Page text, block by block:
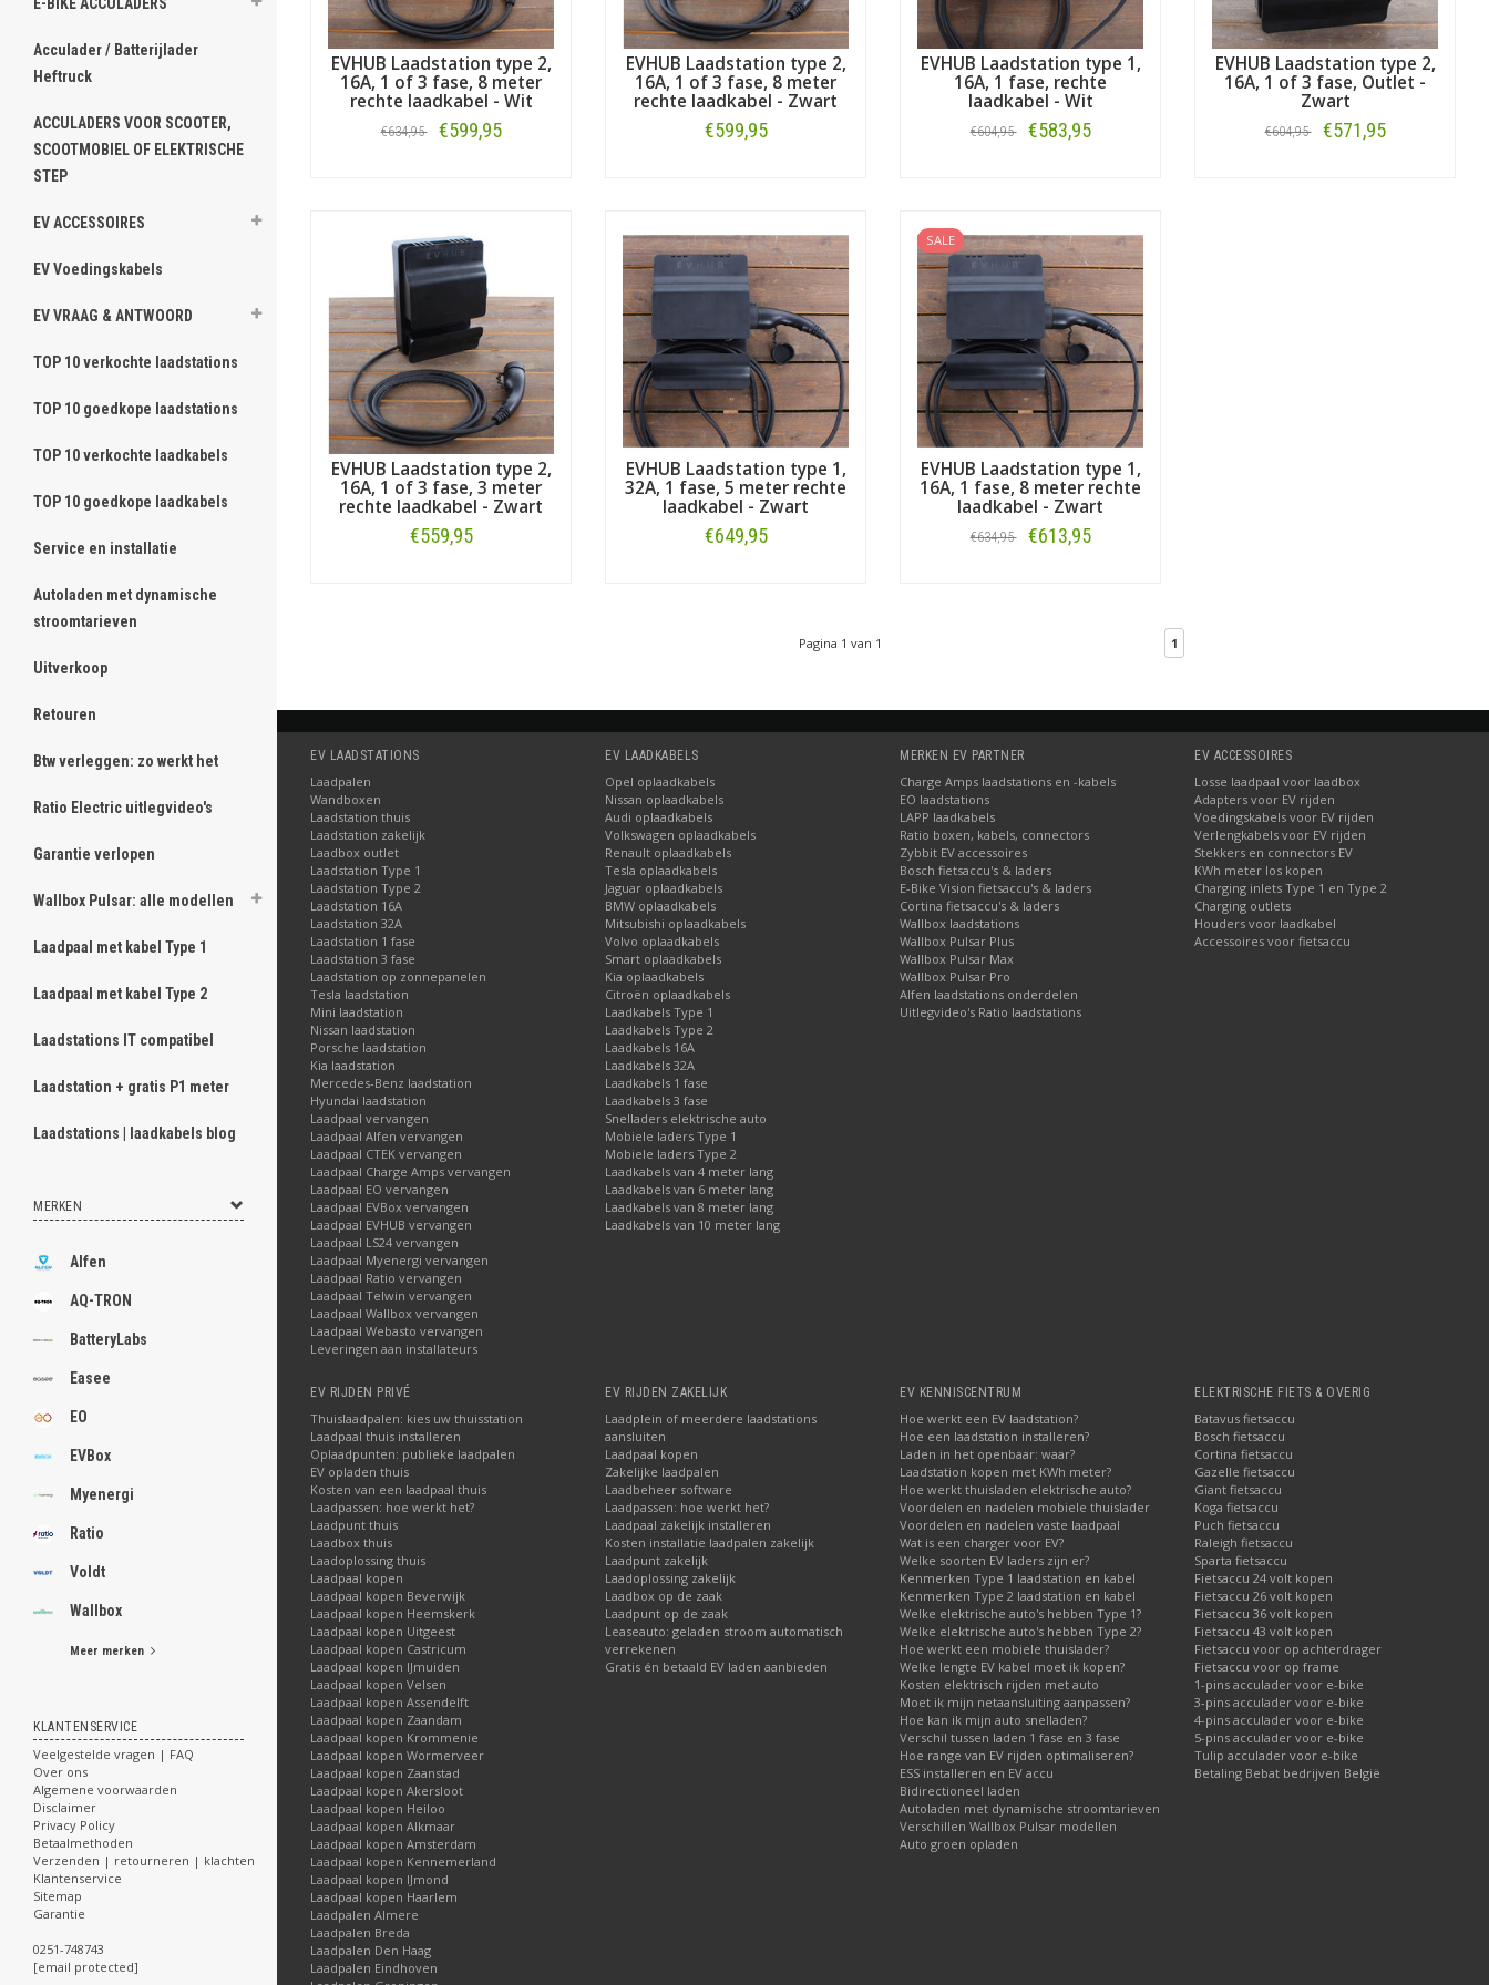
Acculader / Batterijlader
Heftruck
ACCULADERS VOOR SCOOTER,
SCOOTMOBIEL OF ELEKTRISCHE
STEP
EV ACCESSOIRES
EV Voedingskabels
EV VRAAG & ANTWOORD
TOP 10 verkochte laadstations
TOP 10 goedkope laadstations
TOP 10 verkochte laadkabels
TOP 10 goedkope laadkabels
Service en installatie
Autoladen met dynamische
stroomtarieven
Uitverkoop
Retouren
Btw verleggen: zo werkt het
Ratio Electric uitlegvideo's
Garantie verlopen
Wallbox Pulsar: alle modellen
Laadpaal met kabel Type 1
Laadpaal met kabel Type 2
Laadstations IT compatibel
Laadstation + gratis P1 meter
Laadstations | laadkabels blog
MERKEN
Alfen
AQ-TRON
BatteryLabs
Easee
EO
EVBox
Myenergi
Ratio
Voldt
Wallbox
Meer merken
KLANTENSERVICE
Veelgestelde vragen | FAQ
Over ons
Algemene voorwaarden
Disclaimer
Privacy Policy
Betaalmethoden
Verzenden | retourneren | klachten
Klantenservice
Sitemap
Garantie
0251-748743
[email protected]
EVHUB Laadstation type 2,
16A, 1 of 3 fase, 8 meter
rechte laadkabel - Wit
€634,95 €599,95
EVHUB Laadstation type 2,
16A, 1 of 3 fase, 8 meter
rechte laadkabel - Zwart
€599,95
EVHUB Laadstation type 1,
16A, 1 fase, rechte
laadkabel - Wit
€604,95 €583,95
EVHUB Laadstation type 2,
16A, 1 of 3 fase, Outlet -
Zwart
€604,95 €571,95
EVHUB Laadstation type 2,
16A, 1 of 3 fase, 3 meter
rechte laadkabel - Zwart
€559,95
EVHUB Laadstation type 1,
32A, 1 fase, 5 meter rechte
laadkabel - Zwart
€649,95
SALE
EVHUB Laadstation type 1,
16A, 1 fase, 8 meter rechte
laadkabel - Zwart
€634,95 €613,95
Pagina 1 van 1 1
EV LAADSTATIONS
Laadpalen
Wandboxen
Laadstation thuis
Laadstation zakelijk
Laadbox outlet
Laadstation Type 1
Laadstation Type 2
Laadstation 16A
Laadstation 32A
Laadstation 1 fase
Laadstation 3 fase
Laadstation op zonnepanelen
Tesla laadstation
Mini laadstation
Nissan laadstation
Porsche laadstation
Kia laadstation
Mercedes-Benz laadstation
Hyundai laadstation
Laadpaal vervangen
Laadpaal Alfen vervangen
Laadpaal CTEK vervangen
Laadpaal Charge Amps vervangen
Laadpaal EO vervangen
Laadpaal EVBox vervangen
Laadpaal EVHUB vervangen
Laadpaal LS24 vervangen
Laadpaal Myenergi vervangen
Laadpaal Ratio vervangen
Laadpaal Telwin vervangen
Laadpaal Wallbox vervangen
Laadpaal Webasto vervangen
Leveringen aan installateurs
EV LAADKABELS
Opel oplaadkabels
Nissan oplaadkabels
Audi oplaadkabels
Volkswagen oplaadkabels
Renault oplaadkabels
Tesla oplaadkabels
Jaguar oplaadkabels
BMW oplaadkabels
Mitsubishi oplaadkabels
Volvo oplaadkabels
Smart oplaadkabels
Kia oplaadkabels
Citroën oplaadkabels
Laadkabels Type 1
Laadkabels Type 2
Laadkabels 16A
Laadkabels 32A
Laadkabels 1 fase
Laadkabels 3 fase
Snelladers elektrische auto
Mobiele laders Type 1
Mobiele laders Type 2
Laadkabels van 4 meter lang
Laadkabels van 6 meter lang
Laadkabels van 8 meter lang
Laadkabels van 10 meter lang
MERKEN EV PARTNER
Charge Amps laadstations en -kabels
EO laadstations
LAPP laadkabels
Ratio boxen, kabels, connectors
Zybbit EV accessoires
Bosch fietsaccu's & laders
E-Bike Vision fietsaccu's & laders
Cortina fietsaccu's & laders
Wallbox laadstations
Wallbox Pulsar Plus
Wallbox Pulsar Max
Wallbox Pulsar Pro
Alfen laadstations onderdelen
Uitlegvideo's Ratio laadstations
EV ACCESSOIRES
Losse laadpaal voor laadbox
Adapters voor EV rijden
Voedingskabels voor EV rijden
Verlengkabels voor EV rijden
Stekkers en connectors EV
KWh meter los kopen
Charging inlets Type 1 en Type 2
Charging outlets
Houders voor laadkabel
Accessoires voor fietsaccu
EV RIJDEN PRIVÉ
Thuislaadpalen: kies uw thuisstation
Laadpaal thuis installeren
Oplaadpunten: publieke laadpalen
EV opladen thuis
Kosten van een laadpaal thuis
Laadpassen: hoe werkt het?
Laadpunt thuis
Laadbox thuis
Laadoplossing thuis
Laadpaal kopen
Laadpaal kopen Beverwijk
Laadpaal kopen Heemskerk
Laadpaal kopen Uitgeest
Laadpaal kopen Castricum
Laadpaal kopen IJmuiden
Laadpaal kopen Velsen
Laadpaal kopen Assendelft
Laadpaal kopen Zaandam
Laadpaal kopen Krommenie
Laadpaal kopen Wormerveer
Laadpaal kopen Zaanstad
Laadpaal kopen Akersloot
Laadpaal kopen Heiloo
Laadpaal kopen Alkmaar
Laadpaal kopen Amsterdam
Laadpaal kopen Kennemerland
Laadpaal kopen IJmond
Laadpaal kopen Haarlem
Laadpalen Almere
Laadpalen Breda
Laadpalen Den Haag
Laadpalen Eindhoven
EV RIJDEN ZAKELIJK
Laadplein of meerdere laadstations
aansluiten
Laadpaal kopen
Zakelijke laadpalen
Laadbeheer software
Laadpassen: hoe werkt het?
Laadpaal zakelijk installeren
Kosten installatie laadpalen zakelijk
Laadpunt zakelijk
Laadoplossing zakelijk
Laadbox op de zaak
Laadpunt op de zaak
Leaseauto: geladen stroom automatisch
verrekenen
Gratis én betaald EV laden aanbieden
EV KENNISCENTRUM
Hoe werkt een EV laadstation?
Hoe een laadstation installeren?
Laden in het openbaar: waar?
Laadstation kopen met KWh meter?
Hoe werkt thuisladen elektrische auto?
Voordelen en nadelen mobiele thuislader
Voordelen en nadelen vaste laadpaal
Wat is een charger voor EV?
Welke soorten EV laders zijn er?
Kenmerken Type 1 laadstation en kabel
Kenmerken Type 2 laadstation en kabel
Welke elektrische auto's hebben Type 1?
Welke elektrische auto's hebben Type 2?
Hoe werkt een mobiele thuislader?
Welke lengte EV kabel moet ik kopen?
Kosten elektrisch rijden met auto
Moet ik mijn netaansluiting aanpassen?
Hoe kan ik mijn auto snelladen?
Verschil tussen laden 1 fase en 3 fase
Hoe range van EV rijden optimaliseren?
ESS installeren en EV accu
Bidirectioneel laden
Autoladen met dynamische stroomtarieven
Verschillen Wallbox Pulsar modellen
Auto groen opladen
ELEKTRISCHE FIETS & OVERIG
Batavus fietsaccu
Bosch fietsaccu
Cortina fietsaccu
Gazelle fietsaccu
Giant fietsaccu
Koga fietsaccu
Puch fietsaccu
Raleigh fietsaccu
Sparta fietsaccu
Fietsaccu 24 volt kopen
Fietsaccu 26 volt kopen
Fietsaccu 36 volt kopen
Fietsaccu 43 volt kopen
Fietsaccu voor op achterdrager
Fietsaccu voor op frame
1-pins acculader voor e-bike
3-pins acculader voor e-bike
4-pins acculader voor e-bike
5-pins acculader voor e-bike
Tulip acculader voor e-bike
Betaling Bebat bedrijven België